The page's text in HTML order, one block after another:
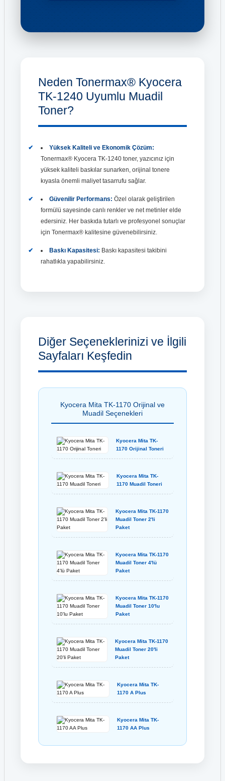
Neden Tonermax® Kyocera
TK-1240 Uyumlu Muadil
Toner?
Yüksek Kaliteli ve Ekonomik Çözüm:
Tonermax® Kyocera TK-1240 toner, yazıcınız için
yüksek kaliteli baskılar sunarken, orijinal tonere
kıyasla önemli maliyet tasarrufu sağlar.
Güvenilir Performans: Özel olarak geliştirilen
formülü sayesinde canlı renkler ve net metinler elde
edersiniz. Her baskıda tutarlı ve profesyonel sonuçlar
için Tonermax® kalitesine güvenebilirsiniz.
Baskı Kapasitesi: Baskı kapasitesi takibini
rahatlıkla yapabilirsiniz.
Diğer Seçeneklerinizi ve İlgili
Sayfaları Keşfedin
Kyocera Mita TK-1170 Orijinal ve
Muadil Seçenekleri
Kyocera Mita TK-
1170 Orijinal Toneri
Kyocera Mita TK-
1170 Muadil Toneri
Kyocera Mita TK-1170
Muadil Toner 2'li
Paket
Kyocera Mita TK-1170
Muadil Toner 4'lü
Paket
Kyocera Mita TK-1170
Muadil Toner 10'lu
Paket
Kyocera Mita TK-1170
Muadil Toner 20'li
Paket
Kyocera Mita TK-
1170 A Plus
Kyocera Mita TK-
1170 AA Plus